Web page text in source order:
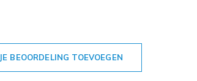
JE BEOORDELING TOEVOEGEN